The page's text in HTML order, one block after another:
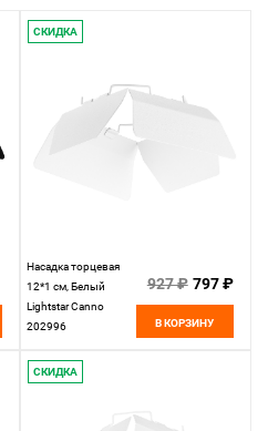
СКИДКА
Насадка торцевая
12*1 см, Белый
Lightstar Canno
202996
927 ₽ 797 ₽
В КОРЗИНУ
СКИДКА